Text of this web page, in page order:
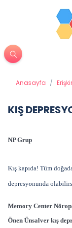
Anasayfa /
KIŞ
NP Grup
Kış kapıda! Tüm
depresyonunda
Memory Center
Önen Ünsalver kış